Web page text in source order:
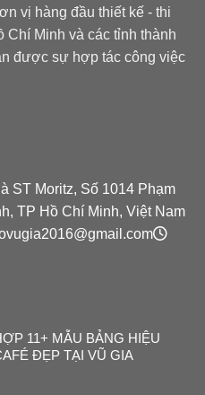
vị hàng đầu thiết kế - thi
Chí Minh và các tỉnh thành
được sự hợp tác công việc
ST Moritz, Số 1014 Phạm
TP Hồ Chí Minh, Việt Nam
11+ MẪU BẢNG HIỆU
ĐẸP TẠI VŨ GIA